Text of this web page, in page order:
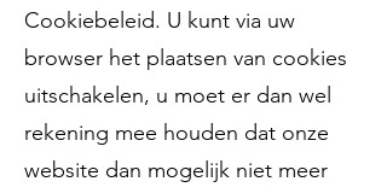
Cookiebeleid. U kunt via uw
browser het plaatsen van cookies
uitschakelen, u moet er dan wel
rekening mee houden dat onze
website dan mogelijk niet meer